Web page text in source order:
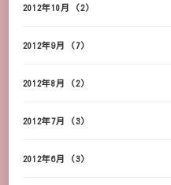
2012年10月 (2)
2012年9月 (7)
2012年8月 (2)
2012年7月 (3)
2012年6月 (3)